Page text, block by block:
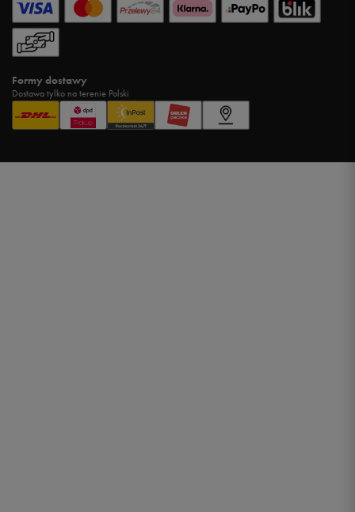
Formy dostawy
Dostawa tylko na terenie Polski